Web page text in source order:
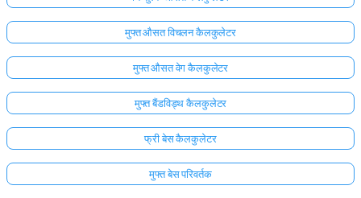
मुफ्त औसत विचलन कैलकुलेटर
मुफ्त औसत वेग कैलकुलेटर
मुफ्त बैंडविड्थ कैलकुलेटर
फ्री बेस कैलकुलेटर
मुफ्त बेस परिवर्तक